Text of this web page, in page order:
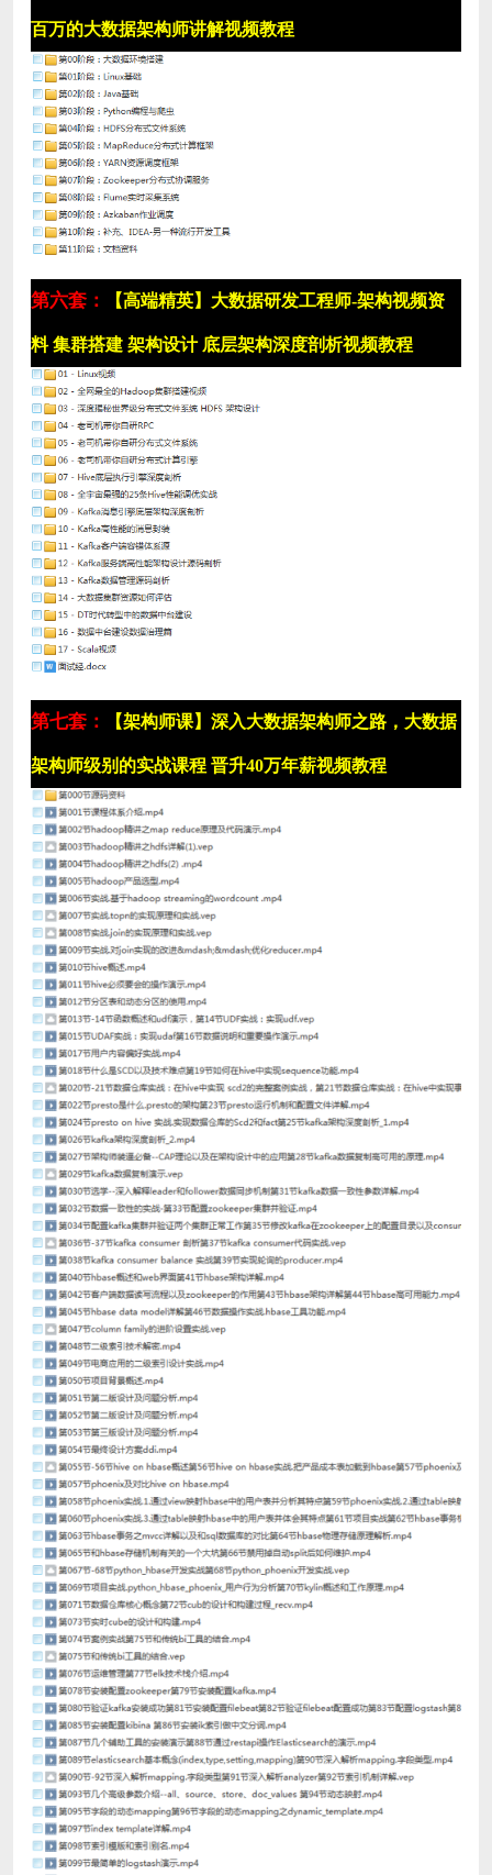
百万的大数据架构师讲解视频教程
第六套： 【高端精英】大数据研发工程师-架构视频资
料 集群搭建 架构设计 底层架构深度剖析视频教程
第七套： 【架构师课】深入大数据架构师之路，大数据
架构师级别的实战课程 晋升40万年薪视频教程